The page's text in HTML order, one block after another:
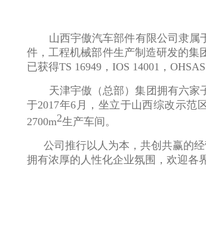
山西宇傲汽车部件有限公司隶属
件，工程机械部件生产制造研发的集
已获得TS 16949，IOS 14001，
天津宇傲（总部）集团拥有六家
于2017年6月，坐立于山西综改示范
2700m2生产车间。
公司推行以人为本，共创共赢的
拥有浓厚的人性化企业氛围，欢迎各